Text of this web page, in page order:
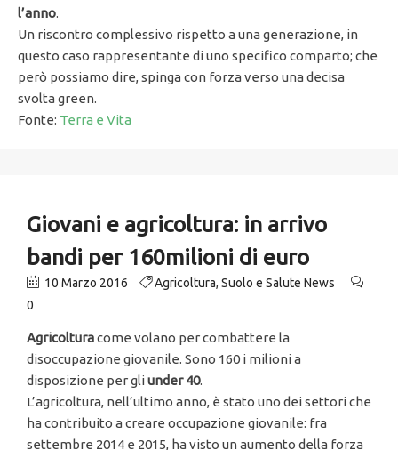
l’anno.
Un riscontro complessivo rispetto a una generazione, in
questo caso rappresentante di uno specifico comparto; che
però possiamo dire, spinga con forza verso una decisa
svolta green.
Fonte: Terra e Vita
Giovani e agricoltura: in arrivo
bandi per 160milioni di euro
10 Marzo 2016 Agricoltura, Suolo e Salute News
0
Agricolturacome volano per combattere la
disoccupazione giovanile. Sono 160 i milioni a
disposizione per gliunder 40.
L’agricoltura, nell’ultimo anno, è stato uno dei settori che
ha contribuito a creare occupazione giovanile: fra
settembre 2014 e 2015, ha visto un aumento della forza